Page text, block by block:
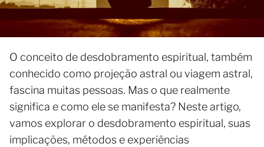
O conceito de desdobramento espiritual, também
conhecido como projeção astral ou viagem astral,
fascina muitas pessoas. Mas o que realmente
significa e como ele se manifesta? Neste artigo,
vamos explorar o desdobramento espiritual, suas
implicações, métodos e experiências